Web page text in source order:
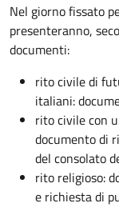
Nel giorno fissato
presenteranno,
documenti:
rito civile di
italiani:
rito civile con
documento di
del consolato
rito religioso:
e richiesta di